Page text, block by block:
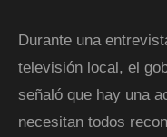
Durante una
televisión local, el
señaló que hay una
necesitan todos